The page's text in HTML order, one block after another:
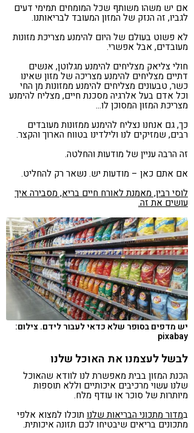
אם יש משהו משותף שכל המומחים תמימי דעים
לגביו, זה הנזק של המזון המעובד לבריאותנו.
לא פשוט בעולם של היום להימנע מצריכת מזונות
מעובדים, אבל אפשרי.
חולי צליאק מצליחים להימנע מגלוטן, אנשים
דתיים מצליחים להימנע מצריכה של מזון שאינו
כשר, טבעונים מצליחים להימנע ממזונות מן החי
וכל אדם בעל אלרגיה מסכנת חיים, מצליח להימנע
מצריכת המזון המסוכן לו…
כך, גם אנחנו נצליח להימנע ממזונות מעובדים
רבים, שמזיקים לנו ולילדינו בטווח הארוך והקצר.
זה הרבה עניין של מודעות והחלטה.
אם אתם כאן – מודעות יש. נשאר רק להחליט.
לוסי רבין, מאמנת לאורח חיים בריא, מסבירה איך
עושים את זה.
יש מדפים בסופר שלא כדאי לעבור לידם. צילום:
pixabay
לבשל לעצמנו את האוכל שלנו
הכנת המזון בבית מאפשרת לנו לוודא שהאוכל
שלנו עשוי מרכיבים איכותיים וללא תוספות
מיותרות של סוכר או עודף מלח.
במדור מתכוני הבריאות שלנו תוכלו למצוא אלפי
מתכונים בריאים שיבטיחו לכם תזונה איכותית.